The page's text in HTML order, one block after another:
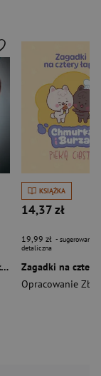
Religa. Biografia najsłynniejszego polskiego kardiochirurga
KSIĄŻKA
14,37 zł
19,99 zł - sugerowana
detaliczna
Opracowanie